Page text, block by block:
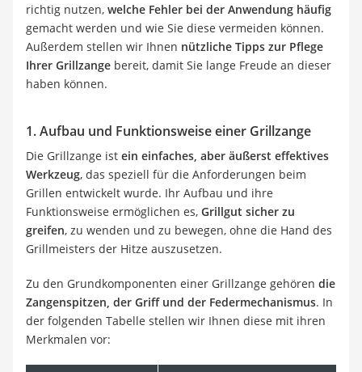
richtig nutzen, welche Fehler bei der Anwendung häufig
gemacht werden und wie Sie diese vermeiden können.
Außerdem stellen wir Ihnen nützliche Tipps zur Pflege
Ihrer Grillzange bereit, damit Sie lange Freude an dieser
haben können.
1. Aufbau und Funktionsweise einer Grillzange
Die Grillzange ist ein einfaches, aber äußerst effektives
Werkzeug, das speziell für die Anforderungen beim
Grillen entwickelt wurde. Ihr Aufbau und ihre
Funktionsweise ermöglichen es, Grillgut sicher zu
greifen, zu wenden und zu bewegen, ohne die Hand des
Grillmeisters der Hitze auszusetzen.
Zu den Grundkomponenten einer Grillzange gehören die
Zangenspitzen, der Griff und der Federmechanismus. In
der folgenden Tabelle stellen wir Ihnen diese mit ihren
Merkmalen vor: